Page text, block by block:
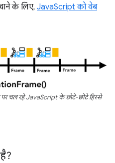
के लिए, JavaScript को वेब
पर चल रहे JavaScript के छोटे-छोटे हिस्से